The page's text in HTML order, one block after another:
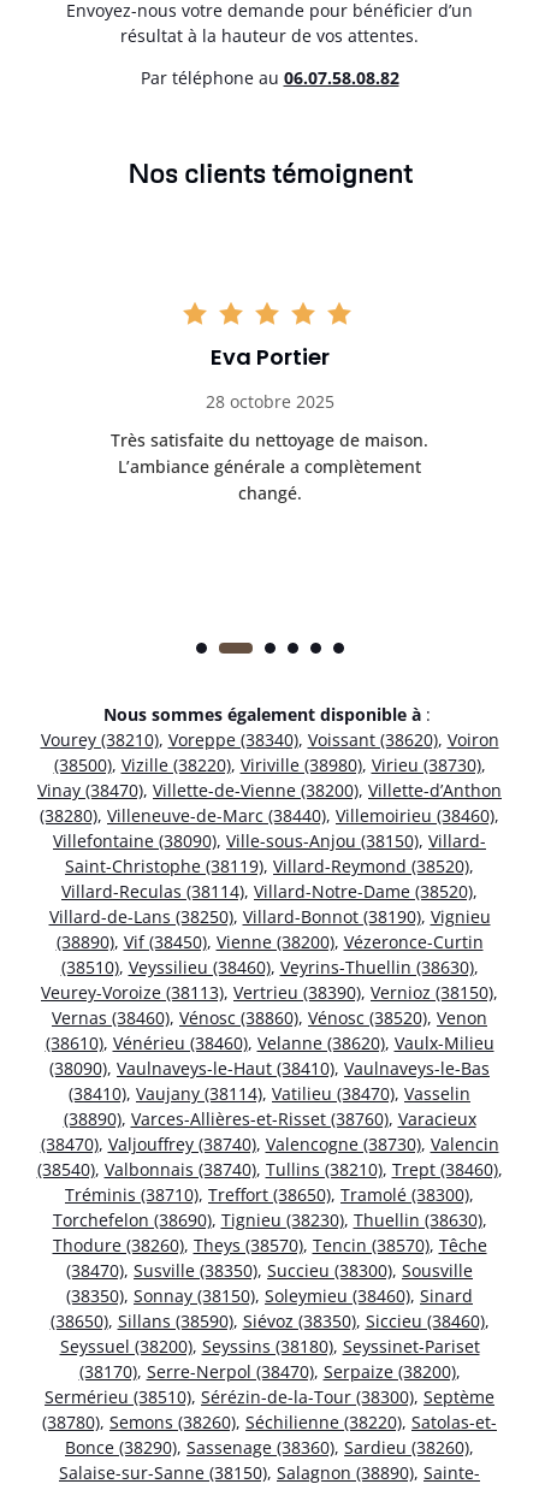
Envoyez-nous votre demande pour bénéficier d’un
résultat à la hauteur de vos attentes.
Par téléphone au 06.07.58.08.82
Nos clients témoignent
Eva Portier
28 octobre 2025
Très satisfaite du nettoyage de maison.
L’ambiance générale a complètement
changé.
Nous sommes également disponible à :
Vourey (38210), Voreppe (38340), Voissant (38620), Voiron
(38500), Vizille (38220), Viriville (38980), Virieu (38730),
Vinay (38470), Villette-de-Vienne (38200), Villette-d’Anthon
(38280), Villeneuve-de-Marc (38440), Villemoirieu (38460),
Villefontaine (38090), Ville-sous-Anjou (38150), Villard-
Saint-Christophe (38119), Villard-Reymond (38520),
Villard-Reculas (38114), Villard-Notre-Dame (38520),
Villard-de-Lans (38250), Villard-Bonnot (38190), Vignieu
(38890), Vif (38450), Vienne (38200), Vézeronce-Curtin
(38510), Veyssilieu (38460), Veyrins-Thuellin (38630),
Veurey-Voroize (38113), Vertrieu (38390), Vernioz (38150),
Vernas (38460), Vénosc (38860), Vénosc (38520), Venon
(38610), Vénérieu (38460), Velanne (38620), Vaulx-Milieu
(38090), Vaulnaveys-le-Haut (38410), Vaulnaveys-le-Bas
(38410), Vaujany (38114), Vatilieu (38470), Vasselin
(38890), Varces-Allières-et-Risset (38760), Varacieux
(38470), Valjouffrey (38740), Valencogne (38730), Valencin
(38540), Valbonnais (38740), Tullins (38210), Trept (38460),
Tréminis (38710), Treffort (38650), Tramolé (38300),
Torchefelon (38690), Tignieu (38230), Thuellin (38630),
Thodure (38260), Theys (38570), Tencin (38570), Têche
(38470), Susville (38350), Succieu (38300), Sousville
(38350), Sonnay (38150), Soleymieu (38460), Sinard
(38650), Sillans (38590), Siévoz (38350), Siccieu (38460),
Seyssuel (38200), Seyssins (38180), Seyssinet-Pariset
(38170), Serre-Nerpol (38470), Serpaize (38200),
Sermérieu (38510), Sérézin-de-la-Tour (38300), Septème
(38780), Semons (38260), Séchilienne (38220), Satolas-et-
Bonce (38290), Sassenage (38360), Sardieu (38260),
Salaise-sur-Sanne (38150), Salagnon (38890), Sainte-